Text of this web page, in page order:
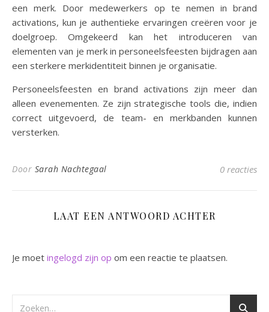
een merk. Door medewerkers op te nemen in brand
activations, kun je authentieke ervaringen creëren voor je
doelgroep. Omgekeerd kan het introduceren van
elementen van je merk in personeelsfeesten bijdragen aan
een sterkere merkidentiteit binnen je organisatie.
Personeelsfeesten en brand activations zijn meer dan
alleen evenementen. Ze zijn strategische tools die, indien
correct uitgevoerd, de team- en merkbanden kunnen
versterken.
Door Sarah Nachtegaal 0 reacties
LAAT EEN ANTWOORD ACHTER
Je moet ingelogd zijn op om een reactie te plaatsen.